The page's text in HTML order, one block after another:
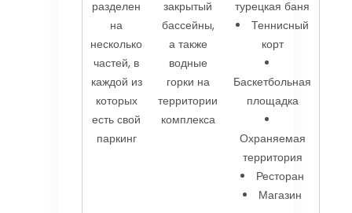
разделен
на
несколько
частей, в
каждой из
которых
есть свой
паркинг
закрытый
бассейны,
а также
водные
горки на
территории
комплекса
турецкая баня
Теннисный
корт
Баскетбольная
площадка
Охраняемая
территория
Ресторан
Магазин